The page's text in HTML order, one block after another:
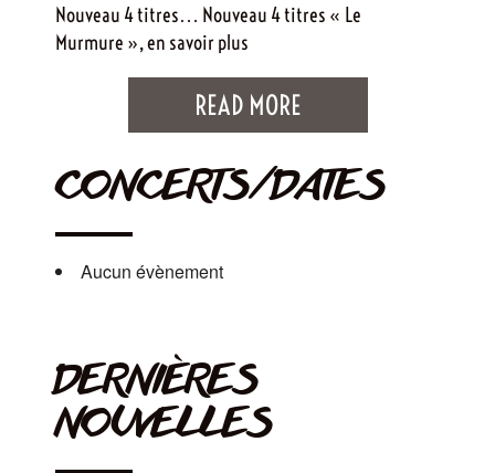
Nouveau 4 titres… Nouveau 4 titres « Le
Murmure », en savoir plus
READ MORE
CONCERTS/DATES
Aucun évènement
DERNIÈRES
NOUVELLES